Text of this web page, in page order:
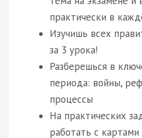
практически в
Изучишь всех
за 3 урока!
Разберешься в
периода: войны,
процессы
На практических
работать с